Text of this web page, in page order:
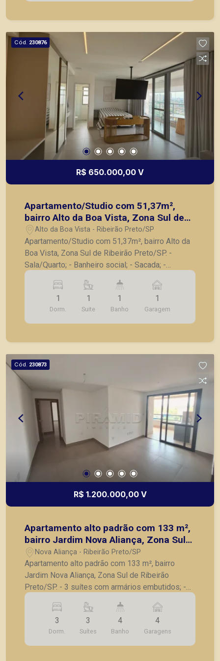
Cód. 230876
R$ 650.000,00 V
Apartamento/Studio com 51,37m²,
bairro Alto da Boa Vista, Zona Sul de
Ribeirão Preto/SP.
Alto da Boa Vista - Ribeirão Preto/SP
Apartamento/Studio com 51,37m², bairro Alto da
Boa Vista, Zona Sul de Ribeirão Preto/SP. -
Sala/Quarto; - Banheiro social; - Sacada; -
Cozinha; - Área de serviço; - 1 vaga de garagem. -
Mobilia completa no imóvel! A Piramid tem como
objetivo atender seus clientes com agilidade e
segurança, em locação, vendas de imóveis
prontos, usados ou mesmo nos principais
1
Dorm.
1
Suite
1
Banho
1
Garagem
Cód. 230873
R$ 1.200.000,00 V
Apartamento alto padrão com 133 m²,
bairro Jardim Nova Aliança, Zona Sul
de Ribeirão Preto/SP.
Nova Aliança - Ribeirão Preto/SP
Apartamento alto padrão com 133 m², bairro
Jardim Nova Aliança, Zona Sul de Ribeirão
Preto/SP. - 3 suítes com armários embutidos; -
Lavabo; - Sala para 2 ambientes; - Varanda
gourmet com churrasqueira, fechada em blindex; -
Cozinha americana planejada; - Lavanderia
planejada; - Despensa com prateleiras; - Laje
técnica; - 2 vagas de garagem. Seja para vender,
3
Dorm.
3
Suítes
4
Banho
4
Garagens